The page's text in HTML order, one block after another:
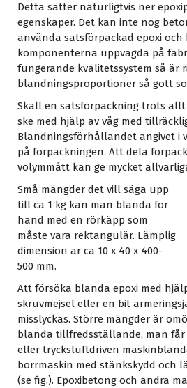
Detta sätter naturligtvis ner
egenskaper. Det kan inte nog
använda satsförpackad epoxi
komponenterna uppvägda på
fungerande kvalitetssystem så är
blandningsproportioner så gott
Skall en satsförpackning trots
ske med hjälp av våg med
Blandningsförhållandet angivet i
på förpackningen. Att dela
volymmått kan ge mycket
Små mängder det vill säga upp
till ca 1 kg kan man blanda för
hand med en rörkäpp som
måste vara rektangulär. Lämplig
dimension är ca 10 x 40 x 400-
500 mm.
Att försöka blanda epoxi med
skruvmejsel eller en bit
misslyckas. Större mängder är
blanda tillfredsställande, man
eller trycksluftdriven
borrmaskin med stänkskydd och
(se fig.). Epoxibetong och andra